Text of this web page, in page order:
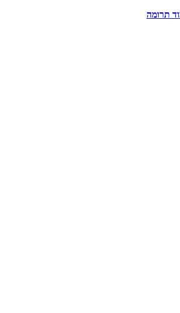
תרומה